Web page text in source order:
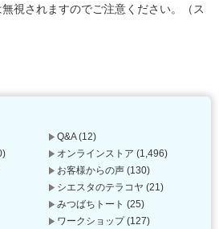
視されますのでご注意ください。（ス
Q&A(12)
オンラインストア (1,496)
お客様からの声 (130)
シエスタのテラコヤ (21)
みつばちトート (25)
ワークショップ(127)